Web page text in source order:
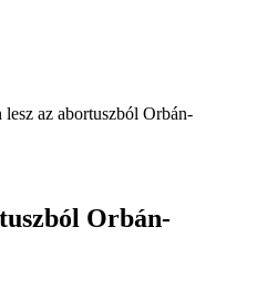
lesz az abortuszból Orbán-
Orbán-